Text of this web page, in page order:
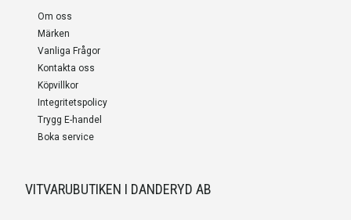
Om oss
Märken
Vanliga Frågor
Kontakta oss
Köpvillkor
Integritetspolicy
Trygg E-handel
Boka service
VITVARUBUTIKEN I DANDERYD AB